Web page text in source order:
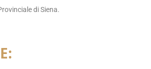
di Siena.